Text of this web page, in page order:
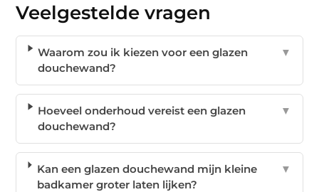
Veelgestelde vragen
Waarom zou ik kiezen voor een glazen
douchewand?
▼
Hoeveel onderhoud vereist een glazen
douchewand?
▼
Kan een glazen douchewand mijn kleine
badkamer groter laten lijken?
▼